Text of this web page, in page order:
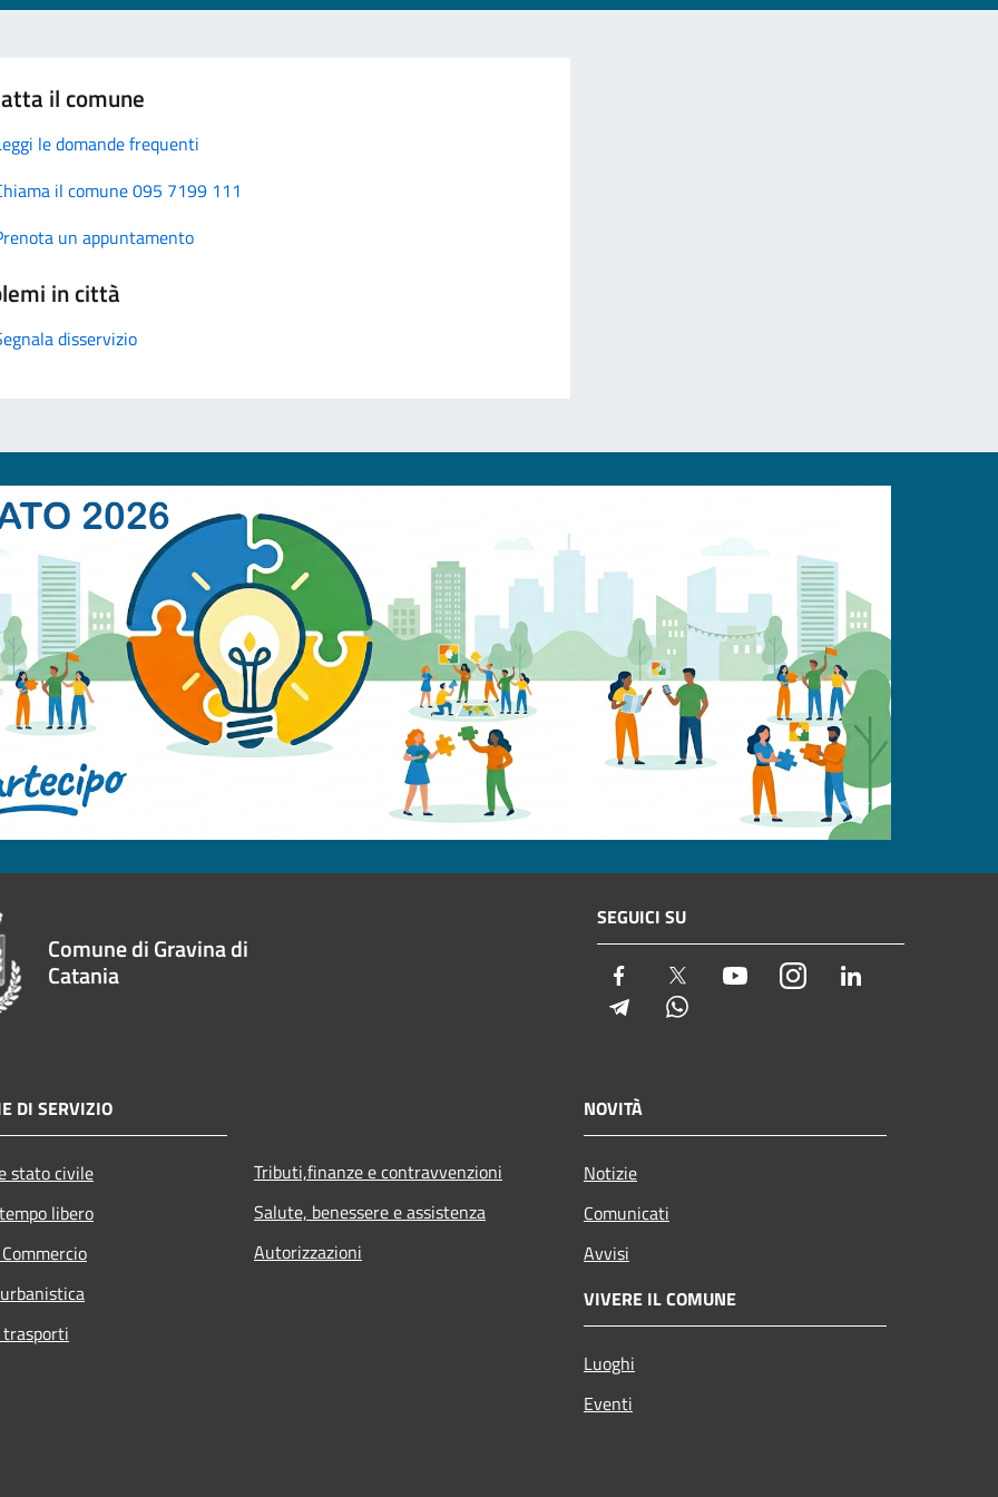
il comune
le domande frequenti
il comune 095 7199 111
un appuntamento
in città
disservizio
Comune di Gravina di
Catania
SEGUICI SU
Facebook Twitter YoutubeInstagram
Telegram
DI SERVIZIO
stato civile
libero
Tributi,finanze e contravvenzioni
Salute, benessere e assistenza
Autorizzazioni
NOVITÀ
Notizie
Comunicati
Avvisi
VIVERE IL COMUNE
Luoghi
Eventi